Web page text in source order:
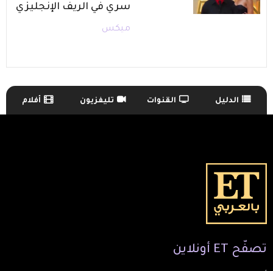
سري في الريف الإنجليزي
ميكس
TV Guide Menu الدليل القنوات تليفزيون أفلام
تصفّح ET أونلاين